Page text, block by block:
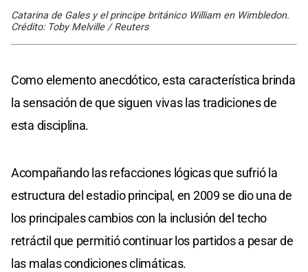
Catarina de Gales y el principe británico William en Wimbledon.
Crédito: Toby Melville / Reuters
Como elemento anecdótico, esta característica brinda
la sensación de que siguen vivas las tradiciones de
esta disciplina.
Acompañando las refacciones lógicas que sufrió la
estructura del estadio principal, en 2009 se dio una de
los principales cambios con la inclusión del techo
retráctil que permitió continuar los partidos a pesar de
las malas condiciones climáticas.